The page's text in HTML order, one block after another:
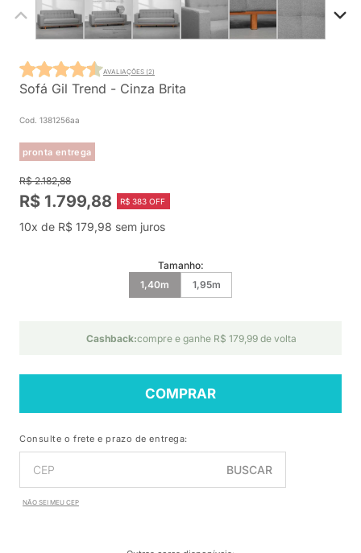
Sofá Gil Trend - Cinza Brita
Cod. 1381256aa
pronta entrega
AVALIAÇÕES (2)
R$ 2.182,88
R$ 1.799,88 R$ 383 OFF
10x de R$ 179,98 sem juros
Tamanho:
1,40m
1,95m
Cashback:compre e ganhe R$ 179,99 de volta
COMPRAR
Consulte o frete e prazo de entrega:
BUSCAR
NÃO SEI MEU CEP